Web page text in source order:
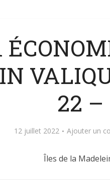
22 –
12 juillet 2022 Ajouter un
Îles de la